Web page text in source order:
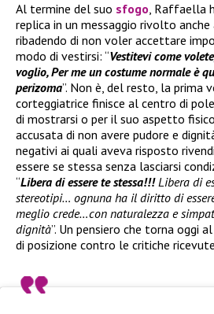
Al termine del suo sfogo, Raffaella
replica in un messaggio rivolto anche
ribadendo di non voler accettare
modo di vestirsi: “Vestitevi come
voglio, Per me un costume normale è
perizoma”. Non è, del resto, la prima
corteggiatrice finisce al centro di
di mostrarsi o per il suo aspetto
accusata di non avere pudore e
negativi ai quali aveva risposto
essere se stessa senza lasciarsi
“Libera di essere te stessa!!!Libera di
stereotipi… ognuna ha il diritto di
meglio crede…con naturalezza e
dignità”. Un pensiero che torna oggi
di posizione contro le critiche